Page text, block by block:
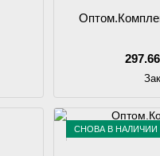
СНОВА В НАЛИЧИИ